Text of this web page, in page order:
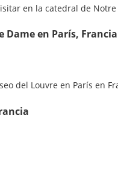
en París, Francia